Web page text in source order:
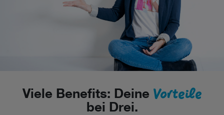
Viele Benefits: Deine Vorteile
bei Drei.